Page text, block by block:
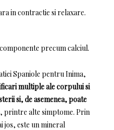
in contractie si relaxare.
precum calciul.
Spaniole pentru Inima,
multiple ale corpului si
si, de asemenea, poate
, printre alte simptome. Prin
jos, este un mineral